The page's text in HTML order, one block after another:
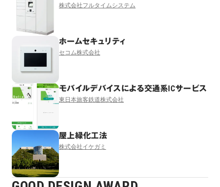
株式会社フルタイムシステム
ホームセキュリティ
セコム株式会社
モバイルデバイスによる交通系ICサービス
東日本旅客鉄道株式会社
屋上緑化工法
株式会社イケガミ